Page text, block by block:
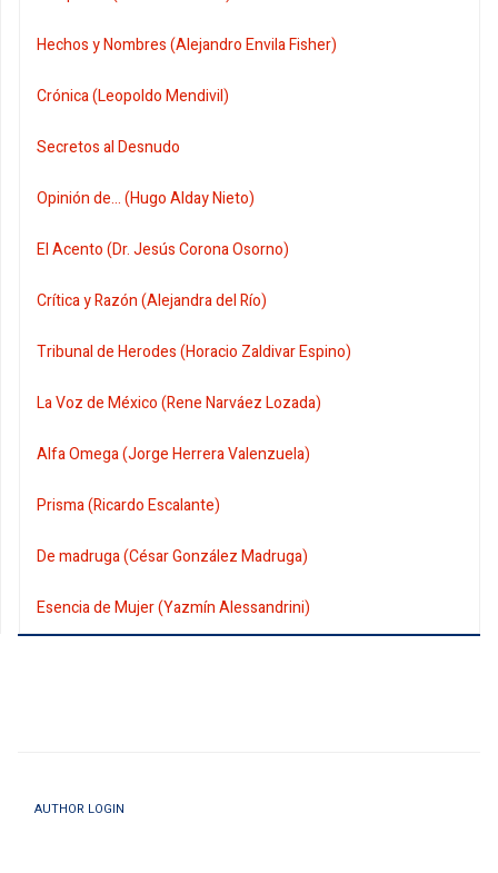
Hechos y Nombres (Alejandro Envila Fisher)
Crónica (Leopoldo Mendivil)
Secretos al Desnudo
Opinión de... (Hugo Alday Nieto)
El Acento (Dr. Jesús Corona Osorno)
Crítica y Razón (Alejandra del Río)
Tribunal de Herodes (Horacio Zaldivar Espino)
La Voz de México (Rene Narváez Lozada)
Alfa Omega (Jorge Herrera Valenzuela)
Prisma (Ricardo Escalante)
De madruga (César González Madruga)
Esencia de Mujer (Yazmín Alessandrini)
AUTHOR LOGIN